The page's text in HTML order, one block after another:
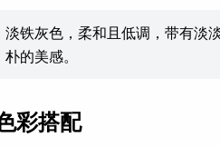
淡铁灰色，柔和且低调，带有淡
朴的美感。
彩搭配